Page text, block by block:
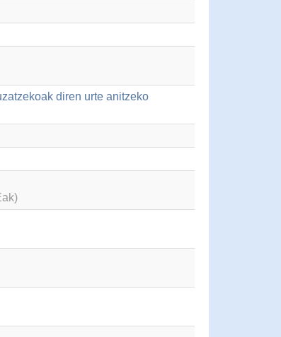
diren urte anitzeko